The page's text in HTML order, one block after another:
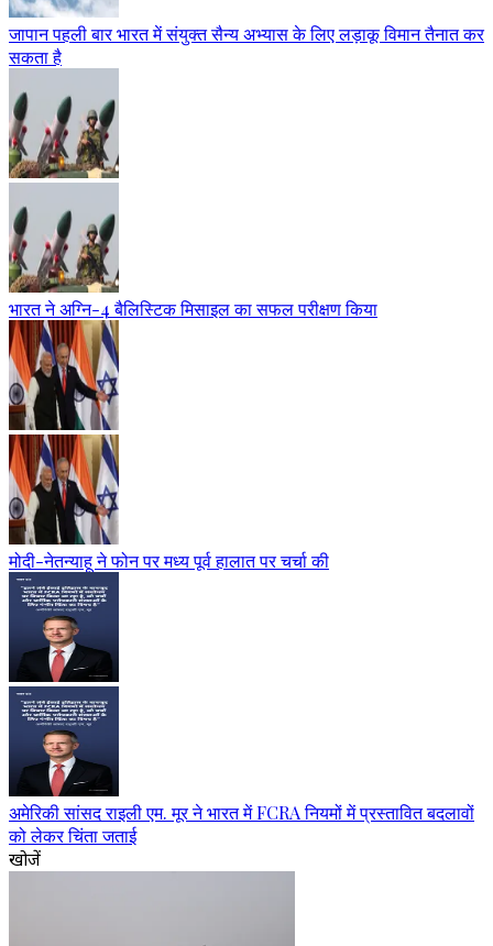
जापान पहली बार भारत में संयुक्त सैन्य अभ्यास के लिए लड़ाकू विमान तैनात कर
सकता है
भारत ने अग्नि-4 बैलिस्टिक मिसाइल का सफल परीक्षण किया
मोदी-नेतन्याहू ने फोन पर मध्य पूर्व हालात पर चर्चा की
अमेरिकी सांसद राइली एम. मूर ने भारत में FCRA नियमों में प्रस्तावित बदलावों
को लेकर चिंता जताई
खोजें